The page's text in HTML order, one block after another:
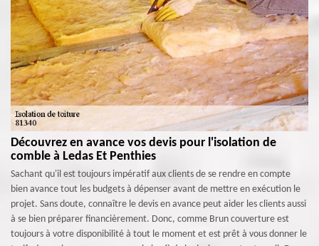
Découvrez en avance vos devis pour l'isolation de
comble à Ledas Et Penthies
Sachant qu'il est toujours impératif aux clients de se rendre en compte
bien avance tout les budgets à dépenser avant de mettre en exécution le
projet. Sans doute, connaître le devis en avance peut aider les clients aussi
à se bien préparer financièrement. Donc, comme Brun couverture est
toujours à votre disponibilité à tout le moment et est prêt à vous donner le